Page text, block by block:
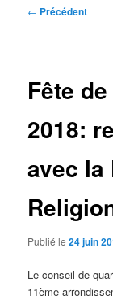
Navigation
← Précédent
Fête
2018:
avec la
Publié le24 juin
Le conseil de
11ème